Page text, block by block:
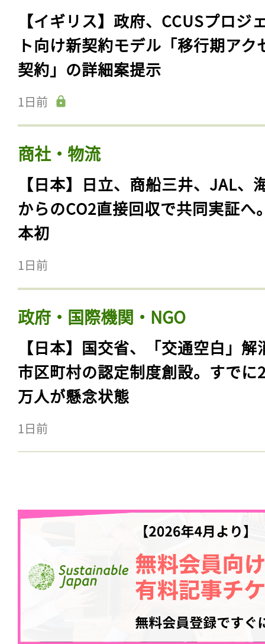
【イギリス】政府、CCUSプロジ
ト向け新契約モデル「移行期アク
契約」の詳細案提示
1日前
商社・物流
【日本】日立、商船三井、JAL、
からのCO2直接回収で共同実証へ
本初
1日前
政府・国際機関・NGO
【日本】国交省、「交通空白」解
市区町村の認定制度創設。すでに
万人が懸念状態
1日前